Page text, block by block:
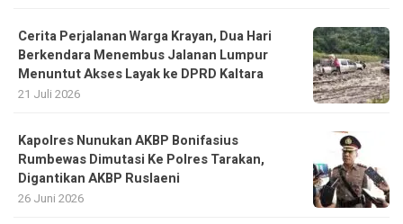
Cerita Perjalanan Warga Krayan, Dua Hari
Berkendara Menembus Jalanan Lumpur
Menuntut Akses Layak ke DPRD Kaltara
21 Juli 2026
Kapolres Nunukan AKBP Bonifasius
Rumbewas Dimutasi Ke Polres Tarakan,
Digantikan AKBP Ruslaeni
26 Juni 2026